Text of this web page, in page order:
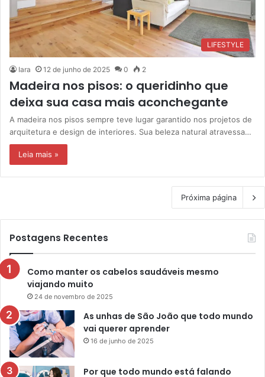
LIFESTYLE
Iara 12 de junho de 2025 0 2
Madeira nos pisos: o queridinho que
deixa sua casa mais aconchegante
A madeira nos pisos sempre teve lugar garantido nos projetos de
arquitetura e design de interiores. Sua beleza natural atravessa…
Leia mais »
Próxima página
Postagens Recentes
Como manter os cabelos saudáveis mesmo
viajando muito
24 de novembro de 2025
As unhas de São João que todo mundo
vai querer aprender
16 de junho de 2025
Por que todo mundo está falando